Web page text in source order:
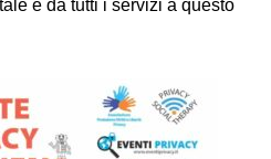
e da tutti i servizi a questo